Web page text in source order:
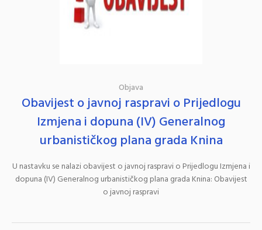
Objava
Obavijest o javnoj raspravi o Prijedlogu
Izmjena i dopuna (IV) Generalnog
urbanističkog plana grada Knina
U nastavku se nalazi obavijest o javnoj raspravi o Prijedlogu Izmjena i
dopuna (IV) Generalnog urbanističkog plana grada Knina: Obavijest
o javnoj raspravi